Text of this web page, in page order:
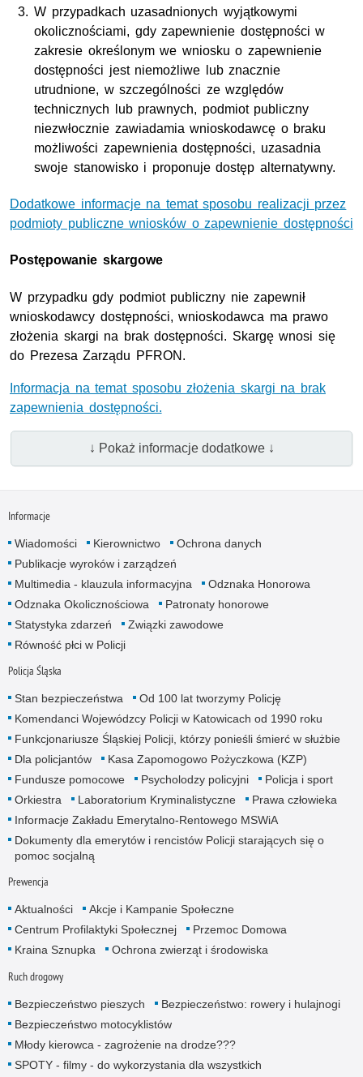
W przypadkach uzasadnionych wyjątkowymi
okolicznościami, gdy zapewnienie dostępności w
zakresie określonym we wniosku o zapewnienie
dostępności jest niemożliwe lub znacznie
utrudnione, w szczególności ze względów
technicznych lub prawnych, podmiot publiczny
niezwłocznie zawiadamia wnioskodawcę o braku
możliwości zapewnienia dostępności, uzasadnia
swoje stanowisko i proponuje dostęp alternatywny.
Dodatkowe informacje na temat sposobu realizacji przez
podmioty publiczne wniosków o zapewnienie dostępności
Postępowanie skargowe
W przypadku gdy podmiot publiczny nie zapewnił
wnioskodawcy dostępności, wnioskodawca ma prawo
złożenia skargi na brak dostępności. Skargę wnosi się
do Prezesa Zarządu PFRON.
Informacja na temat sposobu złożenia skargi na brak
zapewnienia dostępności.
↓ Pokaż informacje dodatkowe ↓
Informacje
Wiadomości Kierownictwo
Ochrona danych
Publikacje wyroków i zarządzeń
Multimedia - klauzula informacyjna
Odznaka Honorowa
Odznaka Okolicznościowa
Patronaty honorowe
Statystyka zdarzeń
Związki zawodowe
Równość płci w Policji
Policja Śląska
Stan bezpieczeństwa
Od 100 lat tworzymy Policję
Komendanci Wojewódzcy Policji w Katowicach od 1990 roku
Funkcjonariusze Śląskiej Policji, którzy ponieśli śmierć w służbie
Dla policjantów
Kasa Zapomogowo Pożyczkowa (KZP)
Fundusze pomocowe
Psycholodzy policyjni
Policja i sport
Orkiestra
Laboratorium Kryminalistyczne
Prawa człowieka
Informacje Zakładu Emerytalno-Rentowego MSWiA
Dokumenty dla emerytów i rencistów Policji starających się o
pomoc socjalną
Prewencja
Aktualności
Akcje i Kampanie Społeczne
Centrum Profilaktyki Społecznej
Przemoc Domowa
Kraina Sznupka
Ochrona zwierząt i środowiska
Ruch drogowy
Bezpieczeństwo pieszych
Bezpieczeństwo: rowery i hulajnogi
Bezpieczeństwo motocyklistów
Młody kierowca - zagrożenie na drodze???
SPOTY - filmy - do wykorzystania dla wszystkich